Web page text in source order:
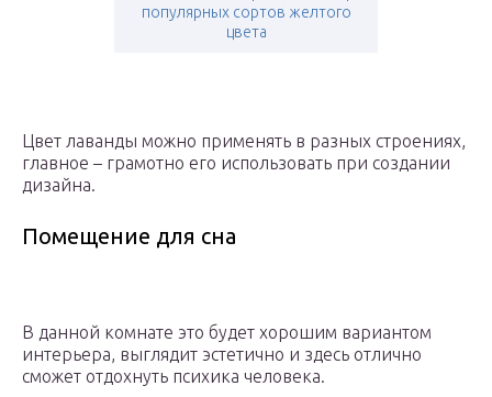
популярных сортов желтого
цвета
Цвет лаванды можно применять в разных строениях,
главное – грамотно его использовать при создании
дизайна.
Помещение для сна
В данной комнате это будет хорошим вариантом
интерьера, выглядит эстетично и здесь отлично
сможет отдохнуть психика человека.